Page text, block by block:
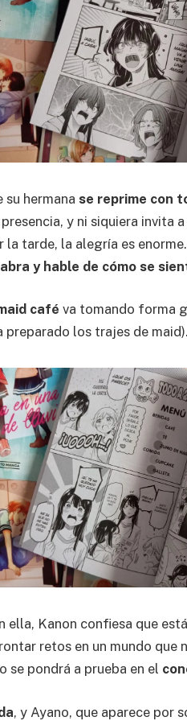
su hermana se reprime con
y ni siquiera invita
la tarde, la alegría es
y hable de cómo se
café va tomando forma
los trajes de maid).
ella, Kanon confiesa que está
retos en un mundo que
se pondrá a prueba en el
, y Ayano, que aparece por